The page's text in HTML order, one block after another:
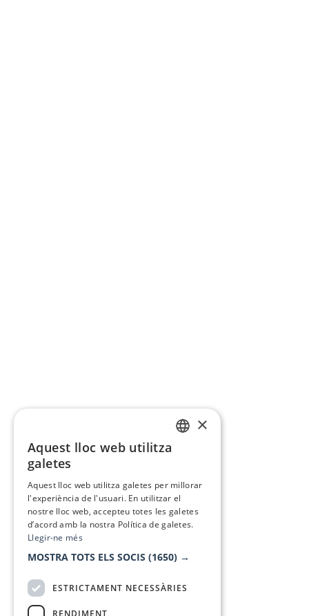
×
Aquest lloc web utilitza
galetes
Aquest lloc web utilitza galetes per millorar
l'experiència de l'usuari. En utilitzar el
nostre lloc web, accepteu totes les galetes
d’acord amb la nostra Política de galetes.
Llegir-ne més
MOSTRA TOTS ELS SOCIS (1650) →
ESTRICTAMENT NECESSÀRIES
RENDIMENT